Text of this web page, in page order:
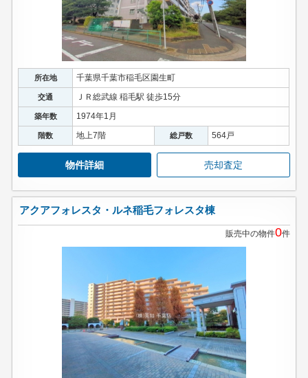
所在地 千葉県千葉市稲毛区園生町
交通 ＪＲ総武線 稲毛駅 徒歩15分
築年数 1974年1月
階数 地上7階 総戸数 564戸
物件詳細 売却査定
アクアフォレスタ・ルネ稲毛フォレスタ棟
販売中の物件0件